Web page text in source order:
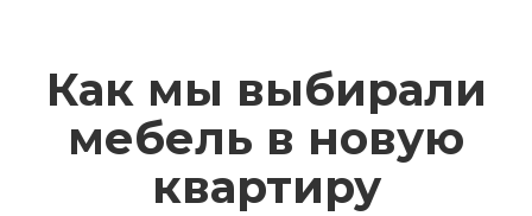
Как мы выбирали
мебель в новую
квартиру